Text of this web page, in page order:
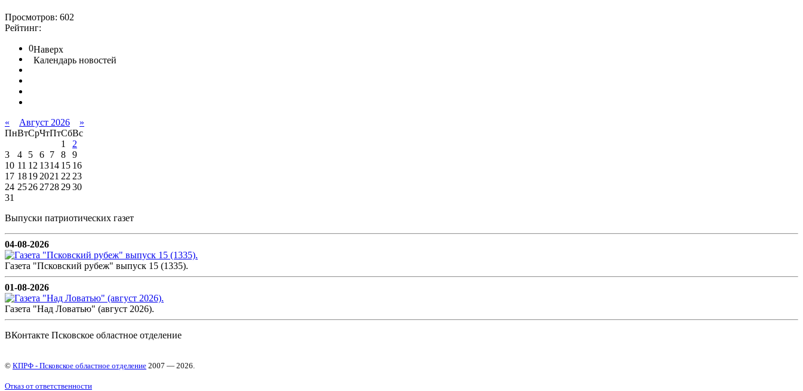
Просмотров: 602
Рейтинг:
0Наверх
Календарь новостей
« Август 2026
»
ПнВтСрЧтПтСбВс
1
2
3
4 5 6 7 8
9
10 11 12 1314 15 16
17 18192021 2223
24 252627282930
31
Выпуски патриотических газет
04-08-2026
Газета "Псковский рубеж" выпуск 15 (1335).
01-08-2026
Газета "Над Ловатью" (август 2026).
ВКонтакте Псковское областное отделение
© КПРФ - Псковское областное отделение 2007 — 2026.
Отказ от ответственности